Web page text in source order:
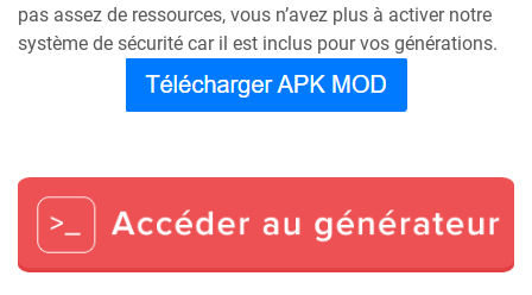
pas assez de ressources, vous n’avez plus à activer notre
système de sécurité car il est inclus pour vos générations.